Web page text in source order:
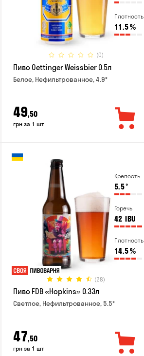
Плотность
11.5%
(0)
Пиво Oettinger Weissbier 0.5л
Белое, Нефильтрованное, 4.9°
49,50
грн за 1 шт
Крепость
5.5°
Горечь
42 IBU
Плотность
14.5%
(28)
Пиво FDB «Hopkins» 0.33л
Светлое, Нефильтрованное, 5.5°
47,50
грн за 1 шт